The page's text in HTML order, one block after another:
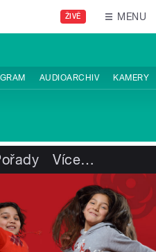
ŽIVĚ MENU
AUDIOARCHIV KAMERY
Více…